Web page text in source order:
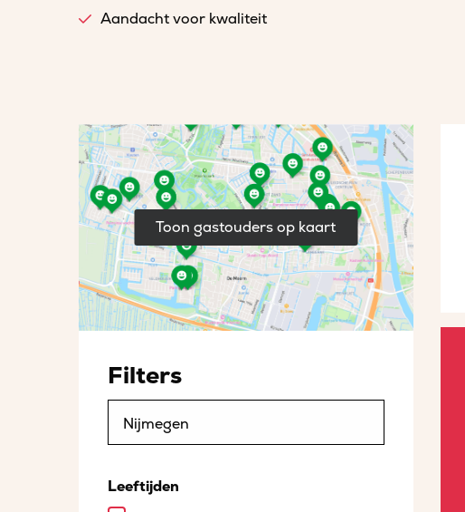
Aandacht voor kwaliteit
Toon gastouders op kaart
Filters
Leeftijden